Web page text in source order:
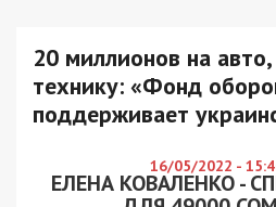
20 миллионов на
технику: «Фонд
поддерживает
16/05/2022 -
ЕЛЕНА КОВАЛЕНКО -